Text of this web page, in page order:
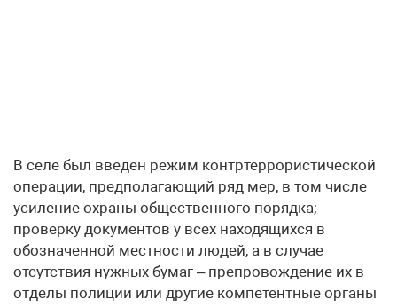
В селе был введен режим контртеррористической
операции, предполагающий ряд мер, в том числе
усиление охраны общественного порядка;
проверку документов у всех находящихся в
обозначенной местности людей, а в случае
отсутствия нужных бумаг – препровождение их в
отделы полиции или другие компетентные органы